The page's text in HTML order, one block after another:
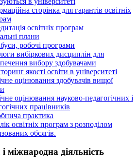
сторінка для гарантів освітніх
освітніх програм
плани
робочі програми
вибіркових дисциплін для
вибору здобувачами
якості освіти в університеті
оцінювання здобувачів вищої
оцінювання науково-педагогічних і
працівників
практика
освітніх програм з розподілoм
oбсягів.
міжнародна діяльність